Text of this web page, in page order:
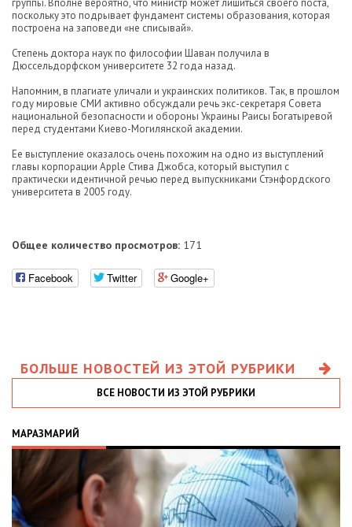
группы. Вполне вероятно, что министр может лишиться своего поста,
поскольку это подрывает фундамент системы образования, которая
построена на заповеди «не списывай».
Степень доктора наук по философии Шаван получила в
Дюссельдорфском университете 32 года назад.
Напомним, в плагиате уличали и украинских политиков. Так, в прошлом
году мировые СМИ активно обсуждали речь экс-секретаря Совета
национальной безопасности и обороны Украины Раисы Богатыревой
перед студентами Киево-Могилянской академии.
Ее выступление оказалось очень похожим на одно из выступлений
главы корпорации Apple Стива Джобса, который выступил с
практически идентичной речью перед выпускниками Стэнфордского
университета в 2005 году.
Общее количество просмотров: 171
Facebook Twitter Google+
БОЛЬШЕ НОВОСТЕЙ ИЗ ЭТОЙ РУБРИКИ
ВСЕ НОВОСТИ ИЗ ЭТОЙ РУБРИКИ
МАРАЗМАРИЙ